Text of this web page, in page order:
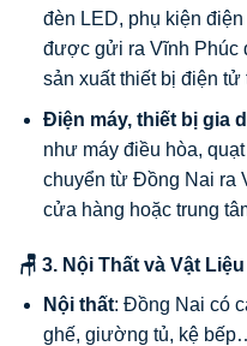
đèn LED, phụ kiện
được gửi ra Vĩnh Phúc
sản xuất thiết bị điện tử
Điện máy, thiết bị gia
như máy điều hòa,
chuyển từ Đồng Nai ra
cửa hàng hoặc trung
🪑 3. Nội Thất và Vật
Nội thất: Đồng Nai có
ghế, giường tủ, kệ